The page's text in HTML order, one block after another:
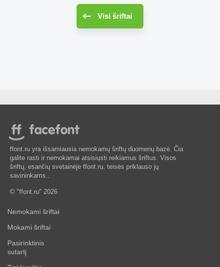
Visi šriftai
ffont.ru yra išsamiausia nemokamų šriftų duomenų bazė. Čia
galite rasti ir nemokamai atsisiųsti reikiamus šriftus. Visos
šriftų, esančių svetainėje ffont.ru, teisės priklauso jų
savininkams..
© "ffont.ru" 2026
Nemokami šriftai
Mokami šriftai
Pasirinktinis
sutartį